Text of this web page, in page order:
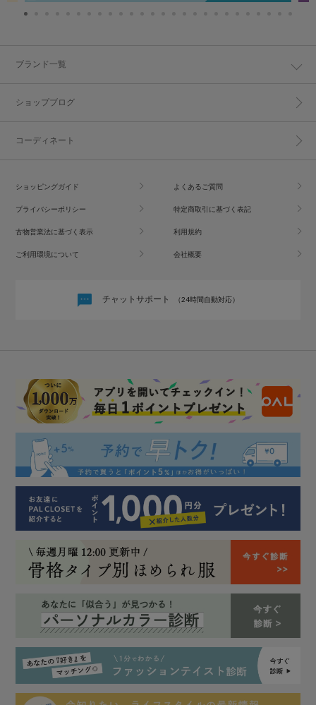
ブランド一覧
ショップブログ
コーディネート
ショッピングガイド よくあるご質問
プライバシーポリシー 特定商取引に基づく表記
古物営業法に基づく表示 利用規約
ご利用環境について 会社概要
チャットサポート （24時間自動対応）